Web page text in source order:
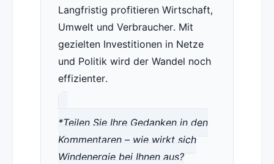
Langfristig profitieren Wirtschaft,
Umwelt und Verbraucher. Mit
gezielten Investitionen in Netze
und Politik wird der Wandel noch
effizienter.
*Teilen Sie Ihre Gedanken in den
Kommentaren – wie wirkt sich
Windenergie bei Ihnen aus?